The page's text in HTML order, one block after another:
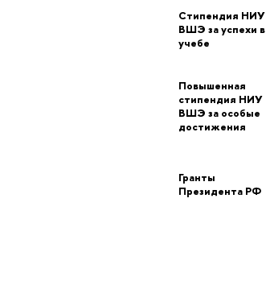
Стипендия НИУ
ВШЭ за успехи в
учебе
Повышенная
стипендия НИУ
ВШЭ за особые
достижения
Гранты
Президента РФ